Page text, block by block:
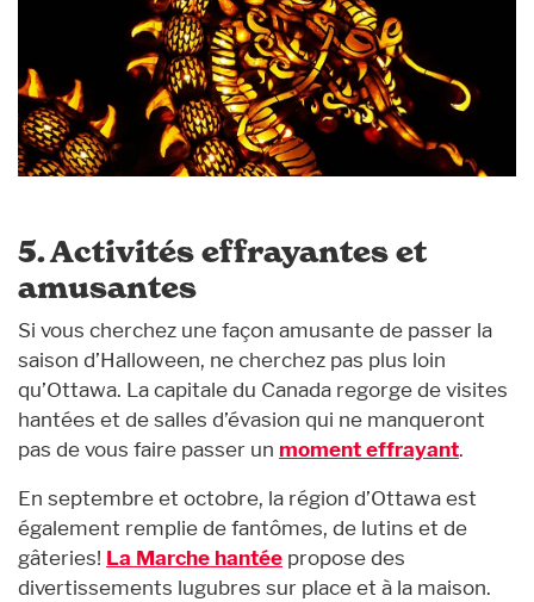
5. Activités effrayantes et
amusantes
Si vous cherchez une façon amusante de passer la
saison d’Halloween, ne cherchez pas plus loin
qu’Ottawa. La capitale du Canada regorge de visites
hantées et de salles d’évasion qui ne manqueront
pas de vous faire passer un moment effrayant.
En septembre et octobre, la région d’Ottawa est
également remplie de fantômes, de lutins et de
gâteries! La Marche hantée propose des
divertissements lugubres sur place et à la maison.